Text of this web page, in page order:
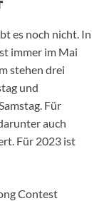
es noch nicht. In
immer im Mai
stehen drei
und
Für
auch
Für 2023 ist
Contest